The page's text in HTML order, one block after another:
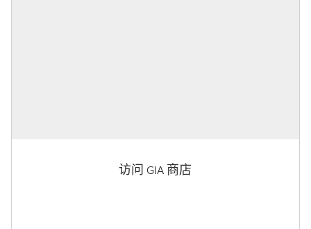
访问 GIA 商店